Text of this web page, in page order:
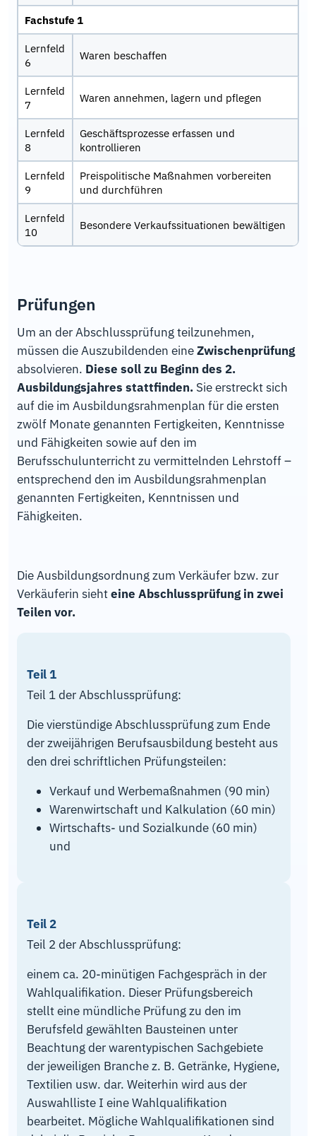
Fachstufe 1
Lernfeld
6
Waren beschaffen
Lernfeld
7
Waren annehmen, lagern und pflegen
Lernfeld
8
Geschäftsprozesse erfassen und
kontrollieren
Lernfeld
9
Preispolitische Maßnahmen vorbereiten
und durchführen
Lernfeld
10
Besondere Verkaufssituationen bewältigen
Prüfungen
Um an der Abschlussprüfung teilzunehmen,
müssen die Auszubildenden eineZwischenprüfung
absolvieren. Diese soll zu Beginn des 2.
Ausbildungsjahres stattfinden. Sie erstreckt sich
auf die im Ausbildungsrahmenplan für die ersten
zwölf Monate genannten Fertigkeiten, Kenntnisse
und Fähigkeiten sowie auf den im
Berufsschulunterricht zu vermittelnden Lehrstoff –
entsprechend den im Ausbildungsrahmenplan
genannten Fertigkeiten, Kenntnissen und
Fähigkeiten.
Die Ausbildungsordnung zum Verkäufer bzw. zur
Verkäuferin siehteine Abschlussprüfung in zwei
Teilen vor.
Teil 1
Teil 1 der Abschlussprüfung:
Die vierstündige Abschlussprüfung zum Ende
der zweijährigen Berufsausbildung besteht aus
den drei schriftlichen Prüfungsteilen:
Verkauf und Werbemaßnahmen (90 min)
Warenwirtschaft und Kalkulation (60 min)
Wirtschafts- und Sozialkunde (60 min)
und
Teil 2
Teil 2 der Abschlussprüfung:
einem ca. 20-minütigen Fachgespräch in der
Wahlqualifikation. Dieser Prüfungsbereich
stellt eine mündliche Prüfung zu den im
Berufsfeld gewählten Bausteinen unter
Beachtung der warentypischen Sachgebiete
der jeweiligen Branche z. B. Getränke, Hygiene,
Textilien usw. dar. Weiterhin wird aus der
Auswahlliste I eine Wahlqualifikation
bearbeitet. Mögliche Wahlqualifikationen sind